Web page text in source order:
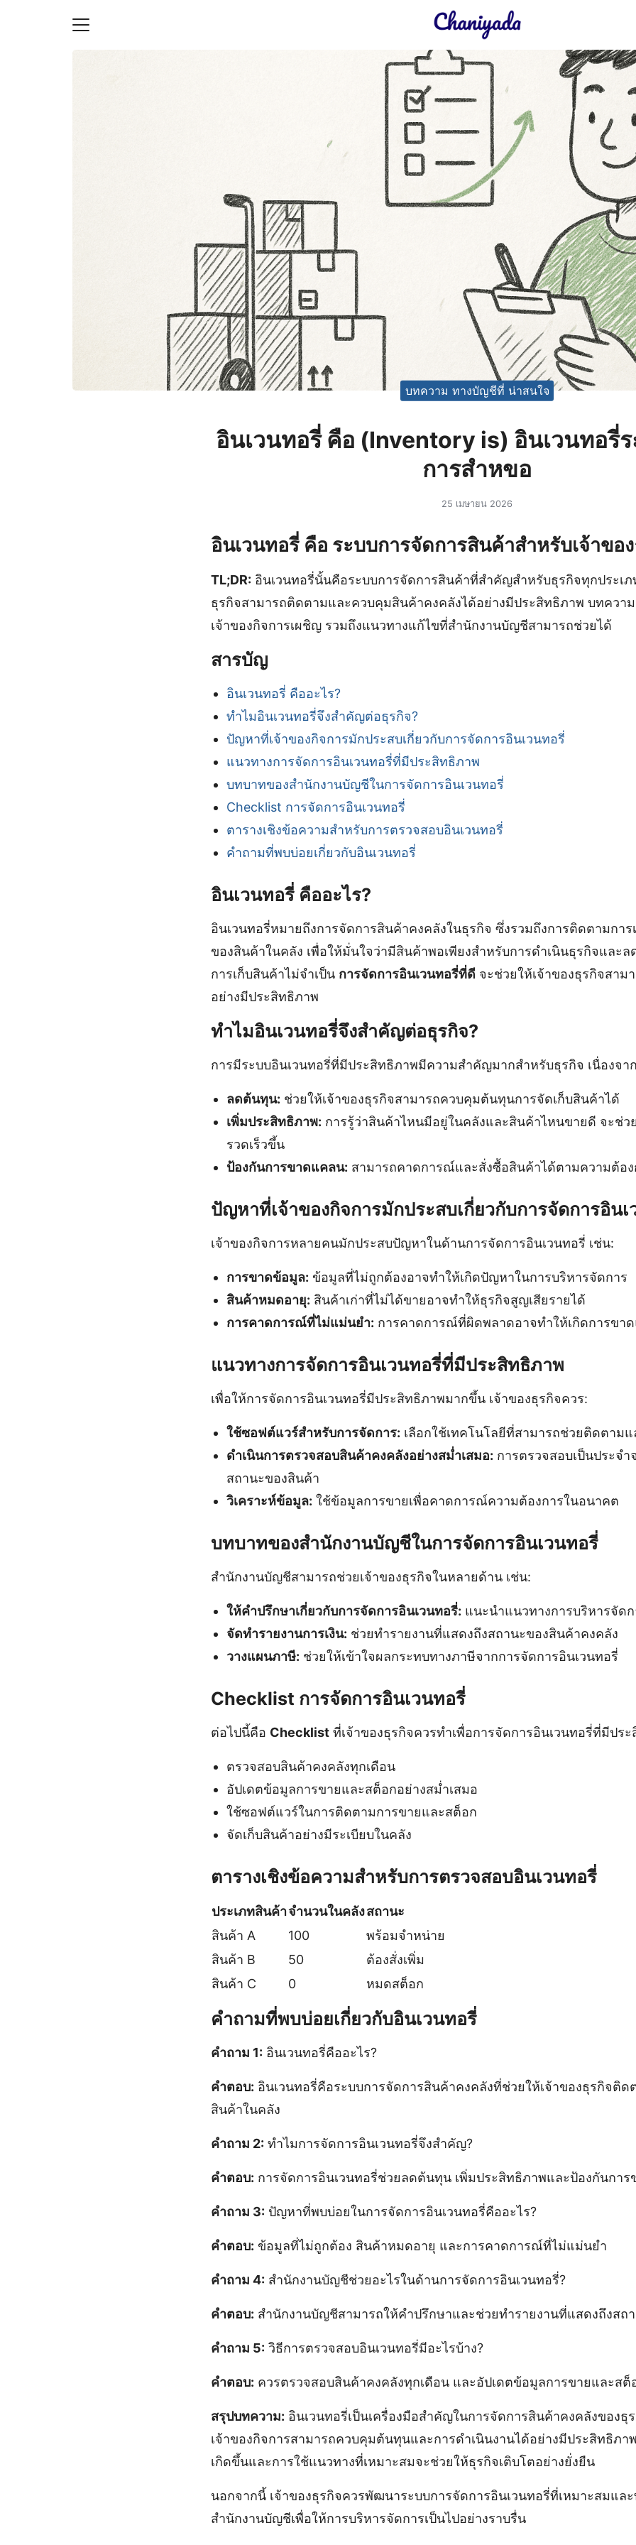
บทความ ทางบัญชีที่ น่าสนใจ
อินเวนทอรี่ คือ (Inventory is) อินเวนทอรี่
การสำหขอ
25 เมษายน 2026
อินเวนทอรี่ คือ ระบบการจัดการสินค้าสำหรับเจ้าขอ
TL;DR: อินเวนทอรี่นั้นคือระบบการจัดการสินค้าที่สำคัญสำหรับธุรกิจทุกประเภ
ธุรกิจสามารถติดตามและควบคุมสินค้าคงคลังได้อย่างมีประสิทธิภาพ บทควา
เจ้าของกิจการเผชิญ รวมถึงแนวทางแก้ไขที่สำนักงานบัญชีสามารถช่วยได้
สารบัญ
อินเวนทอรี่ คืออะไร?
ทำไมอินเวนทอรี่จึงสำคัญต่อธุรกิจ?
ปัญหาที่เจ้าของกิจการมักประสบเกี่ยวกับการจัดการอินเวนทอรี่
แนวทางการจัดการอินเวนทอรี่ที่มีประสิทธิภาพ
บทบาทของสำนักงานบัญชีในการจัดการอินเวนทอรี่
Checklist การจัดการอินเวนทอรี่
ตารางเชิงข้อความสำหรับการตรวจสอบอินเวนทอรี่
คำถามที่พบบ่อยเกี่ยวกับอินเวนทอรี่
อินเวนทอรี่ คืออะไร?
อินเวนทอรี่หมายถึงการจัดการสินค้าคงคลังในธุรกิจ ซึ่งรวมถึงการติดตามการ
ของสินค้าในคลัง เพื่อให้มั่นใจว่ามีสินค้าพอเพียงสำหรับการดำเนินธุรกิจและ
การเก็บสินค้าไม่จำเป็น การจัดการอินเวนทอรี่ที่ดี จะช่วยให้เจ้าของธุรกิจสาม
อย่างมีประสิทธิภาพ
ทำไมอินเวนทอรี่จึงสำคัญต่อธุรกิจ?
การมีระบบอินเวนทอรี่ที่มีประสิทธิภาพมีความสำคัญมากสำหรับธุรกิจ เนื่องจา
ลดต้นทุน: ช่วยให้เจ้าของธุรกิจสามารถควบคุมต้นทุนการจัดเก็บสินค้าได้
เพิ่มประสิทธิภาพ: การรู้ว่าสินค้าไหนมีอยู่ในคลังและสินค้าไหนขายดี จะช่ว
รวดเร็วขึ้น
ป้องกันการขาดแคลน: สามารถคาดการณ์และสั่งซื้อสินค้าได้ตามความต้อง
ปัญหาที่เจ้าของกิจการมักประสบเกี่ยวกับการจัดการอินเ
เจ้าของกิจการหลายคนมักประสบปัญหาในด้านการจัดการอินเวนทอรี่ เช่น:
การขาดข้อมูล: ข้อมูลที่ไม่ถูกต้องอาจทำให้เกิดปัญหาในการบริหารจัดการ
สินค้าหมดอายุ: สินค้าเก่าที่ไม่ได้ขายอาจทำให้ธุรกิจสูญเสียรายได้
การคาดการณ์ที่ไม่แม่นยำ: การคาดการณ์ที่ผิดพลาดอาจทำให้เกิดการขา
แนวทางการจัดการอินเวนทอรี่ที่มีประสิทธิภาพ
เพื่อให้การจัดการอินเวนทอรี่มีประสิทธิภาพมากขึ้น เจ้าของธุรกิจควร:
ใช้ซอฟต์แวร์สำหรับการจัดการ: เลือกใช้เทคโนโลยีที่สามารถช่วยติดตาม
ดำเนินการตรวจสอบสินค้าคงคลังอย่างสม่ำเสมอ: การตรวจสอบเป็นประจ
สถานะของสินค้า
วิเคราะห์ข้อมูล: ใช้ข้อมูลการขายเพื่อคาดการณ์ความต้องการในอนาคต
บทบาทของสำนักงานบัญชีในการจัดการอินเวนทอรี่
สำนักงานบัญชีสามารถช่วยเจ้าของธุรกิจในหลายด้าน เช่น:
ให้คำปรึกษาเกี่ยวกับการจัดการอินเวนทอรี่: แนะนำแนวทางการบริหารจัด
จัดทำรายงานการเงิน: ช่วยทำรายงานที่แสดงถึงสถานะของสินค้าคงคลัง
วางแผนภาษี: ช่วยให้เข้าใจผลกระทบทางภาษีจากการจัดการอินเวนทอรี่
Checklist การจัดการอินเวนทอรี่
ต่อไปนี้คือ Checklist ที่เจ้าของธุรกิจควรทำเพื่อการจัดการอินเวนทอรี่ที่มีปร
ตรวจสอบสินค้าคงคลังทุกเดือน
อัปเดตข้อมูลการขายและสต็อกอย่างสม่ำเสมอ
ใช้ซอฟต์แวร์ในการติดตามการขายและสต็อก
จัดเก็บสินค้าอย่างมีระเบียบในคลัง
ตารางเชิงข้อความสำหรับการตรวจสอบอินเวนทอรี่
ประเภทสินค้าจำนวนในคลังสถานะ
สินค้า A
100
พร้อมจำหน่าย
สินค้า B
50
ต้องสั่งเพิ่ม
สินค้า C
0 หมดสต็อก
คำถามที่พบบ่อยเกี่ยวกับอินเวนทอรี่
คำถาม 1: อินเวนทอรี่คืออะไร?
คำตอบ: อินเวนทอรี่คือระบบการจัดการสินค้าคงคลังที่ช่วยให้เจ้าของธุรกิจติด
สินค้าในคลัง
คำถาม 2: ทำไมการจัดการอินเวนทอรี่จึงสำคัญ?
คำตอบ: การจัดการอินเวนทอรี่ช่วยลดต้นทุน เพิ่มประสิทธิภาพและป้องกันกา
คำถาม 3: ปัญหาที่พบบ่อยในการจัดการอินเวนทอรี่คืออะไร?
คำตอบ: ข้อมูลที่ไม่ถูกต้อง สินค้าหมดอายุ และการคาดการณ์ที่ไม่แม่นยำ
คำถาม 4: สำนักงานบัญชีช่วยอะไรในด้านการจัดการอินเวนทอรี่?
คำตอบ: สำนักงานบัญชีสามารถให้คำปรึกษาและช่วยทำรายงานที่แสดงถึงสถ
คำถาม 5: วิธีการตรวจสอบอินเวนทอรี่มีอะไรบ้าง?
คำตอบ: ควรตรวจสอบสินค้าคงคลังทุกเดือน และอัปเดตข้อมูลการขายและสต็
สรุปบทความ: อินเวนทอรี่เป็นเครื่องมือสำคัญในการจัดการสินค้าคงคลังของธุ
เจ้าของกิจการสามารถควบคุมต้นทุนและการดำเนินงานได้อย่างมีประสิทธิภา
เกิดขึ้นและการใช้แนวทางที่เหมาะสมจะช่วยให้ธุรกิจเติบโตอย่างยั่งยืน
นอกจากนี้ เจ้าของธุรกิจควรพัฒนาระบบการจัดการอินเวนทอรี่ที่เหมาะสมแล
สำนักงานบัญชีเพื่อให้การบริหารจัดการเป็นไปอย่างราบรื่น